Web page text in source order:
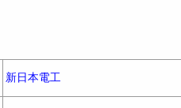
新日本電工